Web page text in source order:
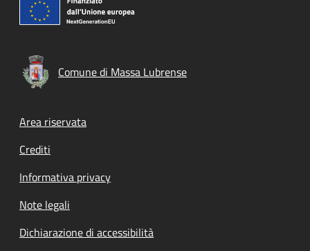
Comune di Massa Lubrense
Footer menu
Area riservata
Crediti
Informativa privacy
Note legali
Dichiarazione di accessibilità